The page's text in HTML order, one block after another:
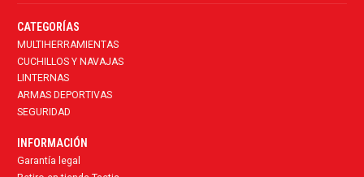
CATEGORÍAS
MULTIHERRAMIENTAS
CUCHILLOS Y NAVAJAS
LINTERNAS
ARMAS DEPORTIVAS
SEGURIDAD
INFORMACIÓN
Garantía legal